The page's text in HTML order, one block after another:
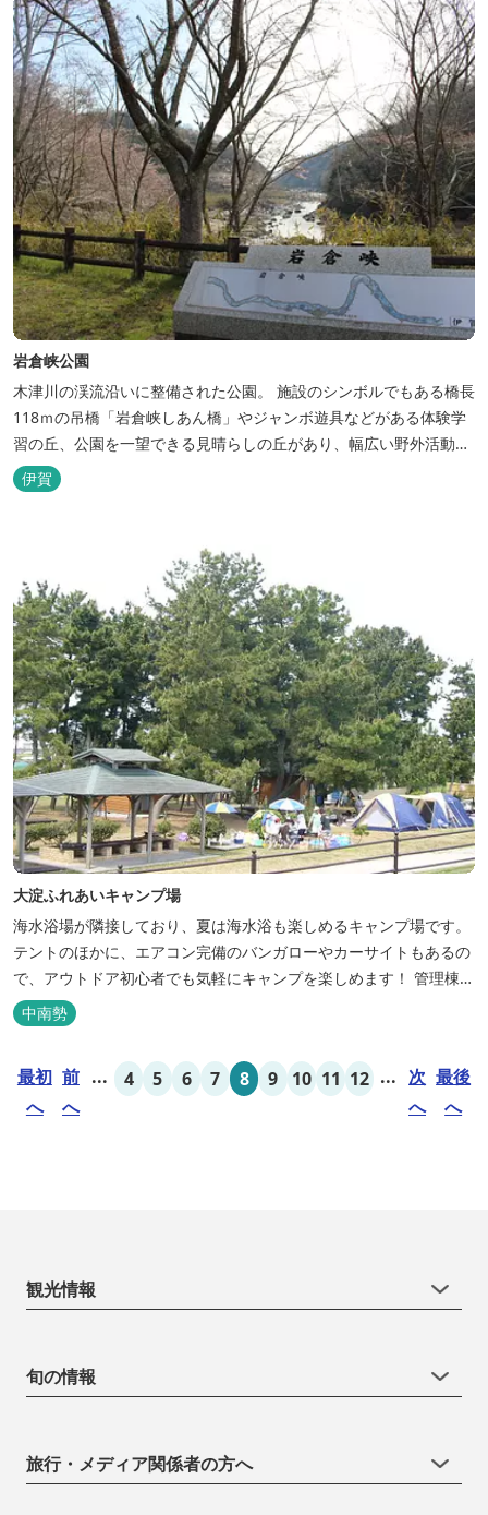
岩倉峡公園
木津川の渓流沿いに整備された公園。 施設のシンボルでもある橋長
118ｍの吊橋「岩倉峡しあん橋」やジャンボ遊具などがある体験学
習の丘、公園を一望できる見晴らしの丘があり、幅広い野外活動に
利用できるキャンプ場も併設されています。 川沿いには島ヶ原温泉
やぶっちゃに至る「川辺の道」があり、旧岩倉水力発電所跡の水路
る憩いの場となっています。
伊賀
大淀ふれあいキャンプ場
海水浴場が隣接しており、夏は海水浴も楽しめるキャンプ場です。
テントのほかに、エアコン完備のバンガローやカーサイトもあるの
で、アウトドア初心者でも気軽にキャンプを楽しめます！ 管理棟、
水道、冷水シャワー、温水シャワー（有料）、共同休憩所、炊事
場、水洗トイレ、毛布（有料）、駐車場（宿泊の場合は無料、デイ
中南勢
最初
へ
前
へ
... 4 5 6 7 8 9 10 11 12 ... 次
へ
最後
へ
観光情報
旬の情報
旅行・メディア関係者の方へ